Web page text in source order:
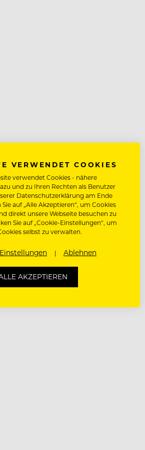
VERWENDET COOKIES
verwendet Cookies - nähere
und zu Ihren Rechten als Benutzer
Datenschutzerklärung am Ende
auf „Alle Akzeptieren“, um Cookies
direkt unsere Webseite besuchen zu
Sie auf „Cookie-Einstellungen“, um
selbst zu verwalten.
Ablehnen
AKZEPTIEREN